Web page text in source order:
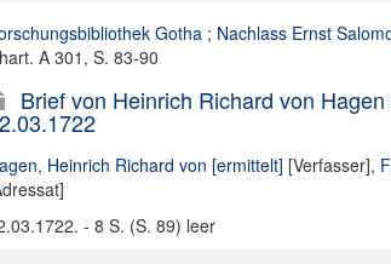
Gotha; Nachlass Ernst
A 301, S. 83-90
Brief von Heinrich Richard von
Heinrich Richard von [ermittelt] [Verfasser],
- 8 S. (S. 89) leer